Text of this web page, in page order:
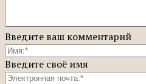
Введите ваш комментарий
Введите своё имя